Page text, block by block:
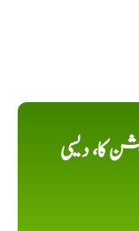
کا، دیسی